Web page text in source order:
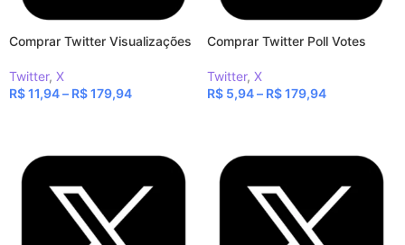
Comprar Twitter Visualizações
Twitter, X
R$11,94– R$179,94
Comprar Twitter Poll Votes
Twitter, X
R$ 5,94– R$179,94